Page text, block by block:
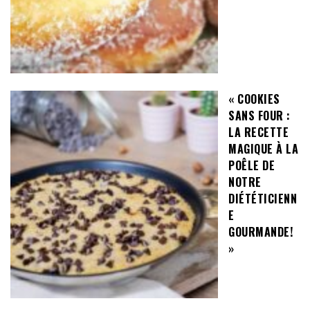
« COOKIES
SANS FOUR :
LA RECETTE
MAGIQUE À LA
POÊLE DE
NOTRE
DIÉTÉTICIENN
E
GOURMANDE!
»